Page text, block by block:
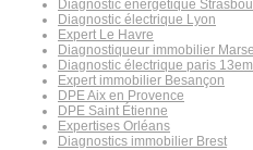
Diagnostic énergétique
Diagnostic électrique Lyon
Expert Le Havre
Diagnostiqueur immobilier
Diagnostic électrique paris
Expert immobilier Besançon
DPE Aix en Provence
DPE Saint Étienne
Expertises Orléans
Diagnostics immobilier Brest